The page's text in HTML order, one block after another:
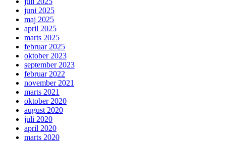
juni 2025
maj 2025
april 2025
marts 2025
februar 2025
oktober 2023
september 2023
februar 2022
november 2021
marts 2021
oktober 2020
august 2020
juli 2020
april 2020
marts 2020